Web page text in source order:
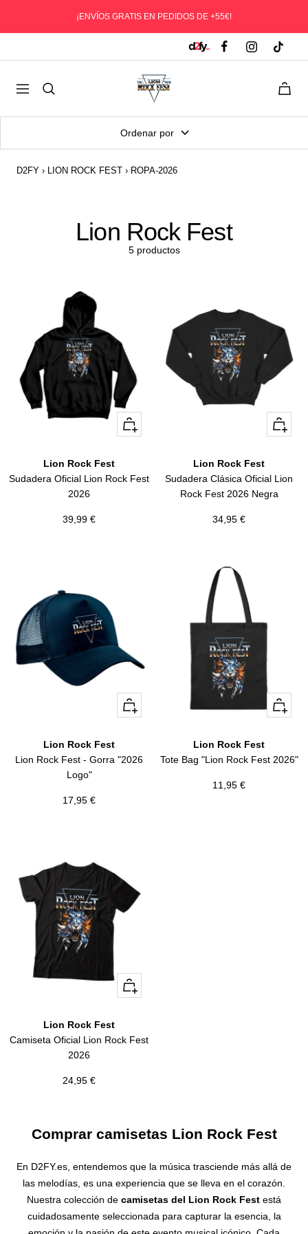
¡ENVÍOS GRATIS EN PEDIDOS DE +55€!
Navegación
D2fy
Direct
To
Fans
Ordenar por
D2FY › LION ROCK FEST › ROPA-2026
Lion Rock Fest
5 productos
Vista
rápida
Lion Rock Fest
Sudadera Oficial Lion Rock Fest
2026
Precio
39,99 €
Vista
rápida
Lion Rock Fest
Sudadera Clásica Oficial Lion
Rock Fest 2026 Negra
Precio
34,95 €
+
Añadir
Lion Rock Fest
Lion Rock Fest - Gorra "2026
Logo"
Precio
17,95 €
+
Añadir
Lion Rock Fest
Tote Bag "Lion Rock Fest 2026"
Precio
11,95 €
Vista
rápida
Lion Rock Fest
Camiseta Oficial Lion Rock Fest
2026
Precio
24,95 €
Comprar camisetas Lion Rock Fest
En D2FY.es, entendemos que la música trasciende más allá de
las melodías, es una experiencia que se lleva en el corazón.
Nuestra colección de camisetas del Lion Rock Fest está
cuidadosamente seleccionada para capturar la esencia, la